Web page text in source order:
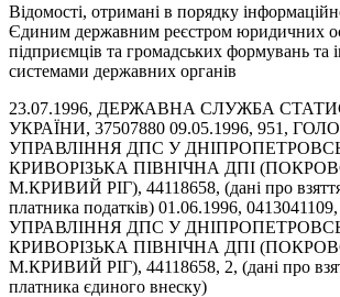
Відомості, отримані в порядку
Єдиним державним реєстром юридичних
підприємців та громадських формувань та
системами державних органів
23.07.1996, ДЕРЖАВНА СЛУЖБА
УКРАЇНИ, 37507880 09.05.1996, 951,
УПРАВЛІННЯ ДПС У
КРИВОРІЗЬКА ПІВНІЧНА ДПІ
М.КРИВИЙ РІГ), 44118658, (дані про
платника податків) 01.06.1996,
УПРАВЛІННЯ ДПС У
КРИВОРІЗЬКА ПІВНІЧНА ДПІ
М.КРИВИЙ РІГ), 44118658, 2, (дані про
платника єдиного внеску)